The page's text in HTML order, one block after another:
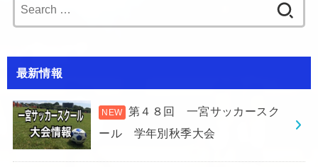
for:
最新情報
第４８回 一宮サッカースク
ール 学年別秋季大会